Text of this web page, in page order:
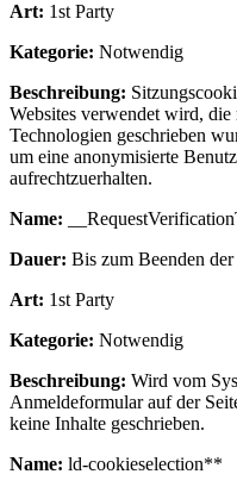
Art: 1st Party
Kategorie: Notwendig
Beschreibung:
Websites verwendet wird,
Technologien geschrieben
um eine anonymisierte
aufrechtzuerhalten.
Name:
Dauer: Bis zum Beenden
Art: 1st Party
Kategorie: Notwendig
Beschreibung: Wird vom
Anmeldeformular auf der
keine Inhalte geschrieben.
Name: ld-cookieselection**